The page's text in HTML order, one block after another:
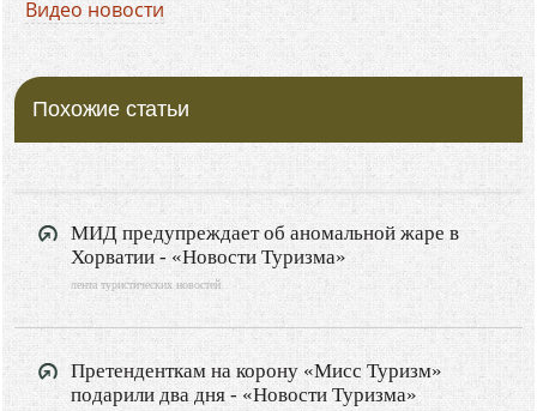
Видео новости
Похожие статьи
МИД предупреждает об аномальной жаре в
Хорватии - «Новости Туризма»
лента туристических новостей
Претенденткам на корону «Мисс Туризм»
подарили два дня - «Новости Туризма»